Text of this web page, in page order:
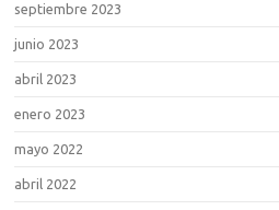
septiembre 2023
junio 2023
abril 2023
enero 2023
mayo 2022
abril 2022